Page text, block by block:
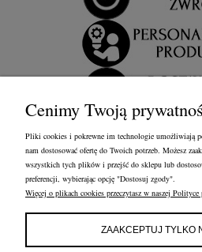
OBSŁUGA KLIENTA FRANCOW
Cenimy Twoją
Pliki cookies i pokrewne im technologie umożliwiają
nam dostosować ofertę do Twoich potrzeb. Możesz
wszystkich tych plików i przejść do sklepu lub
preferencji, wybierając opcję "Dostosuj zgody".
Więcej o plikach cookies przeczytasz w naszej Polityce
ZAAKCEPTUJ TYLKO